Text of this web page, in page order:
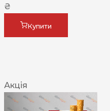
₴
Купити
Акція